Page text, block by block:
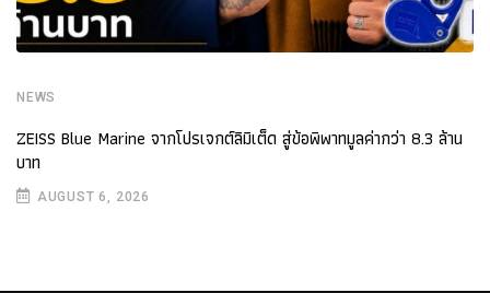
NEWS
ZEISS Blue Marine จากโปรเจกต์ลิมิเต็ด สู่ข้อพิพาทมูลค่ากว่า 8.3 ล้าน
บาท
AUGUST 6, 2026